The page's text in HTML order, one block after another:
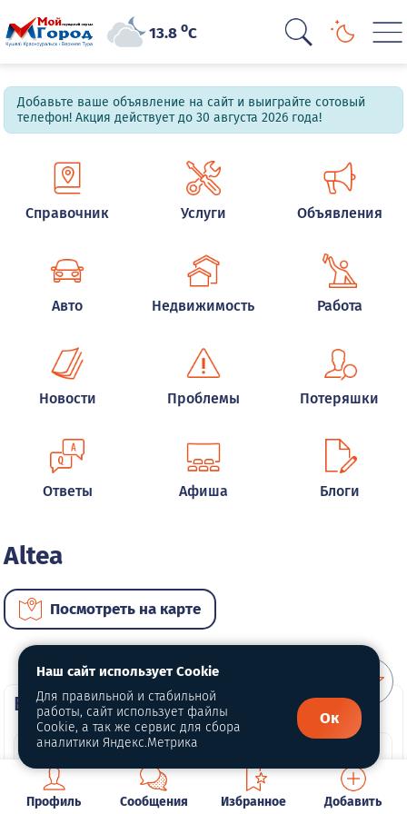
13.8oC
Добавьте ваше объявление на сайт и выиграйте сотовый
телефон! Акция действует до 30 августа 2026 года!
Справочник Услуги Объявления
Авто Недвижимость Работа
Новости Проблемы Потеряшки
Ответы Афиша Блоги
Altea
Посмотреть на карте
ВИП автомобили
Профиль Сообщения Избранное Добавить
Наш сайт использует Cookie
Для правильной и стабильной
работы, сайт использует файлы
Cookie, а так же сервис для сбора
аналитики Яндекс.Метрика
Ок